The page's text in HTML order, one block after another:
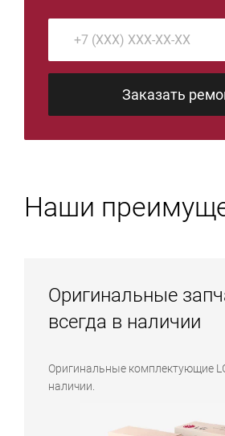
Заказать
Наши
Оригинальные
всегда в наличии
Оригинальные комплектующие
наличии.